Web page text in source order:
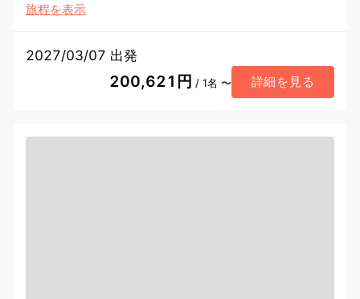
旅程を表示
2027/03/07 出発
200,621円 / 1名 〜 詳細を見る